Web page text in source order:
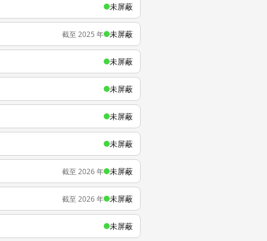
未屏蔽
截至 2025 年 未屏蔽
未屏蔽
未屏蔽
未屏蔽
未屏蔽
截至 2026 年 未屏蔽
截至 2026 年 未屏蔽
未屏蔽